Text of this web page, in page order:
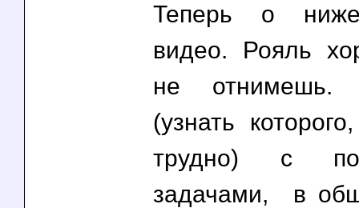
Теперь о
видео. Рояль
не отнимешь.
(узнать
трудно) с
задачами, в